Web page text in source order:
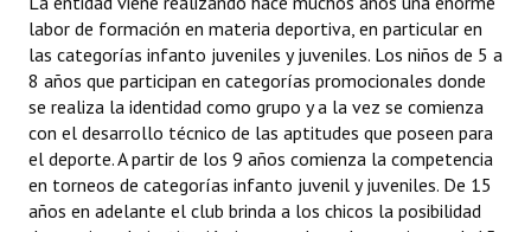
Premio al Mérito - Registro
Audiencias Públicas - Registro
Mujeres que Dejaron Huellas - Registro
Periodistas Decanos - Registro
Ciudadano Ilustre - Registro
labor de formación en materia deportiva, en particular en
las categorías infanto juveniles y juveniles. Los niños de 5 a
8 años que participan en categorías promocionales donde
se realiza la identidad como grupo y a la vez se comienza
con el desarrollo técnico de las aptitudes que poseen para
el deporte. A partir de los 9 años comienza la competencia
en torneos de categorías infanto juvenil y juveniles. De 15
años en adelante el club brinda a los chicos la posibilidad